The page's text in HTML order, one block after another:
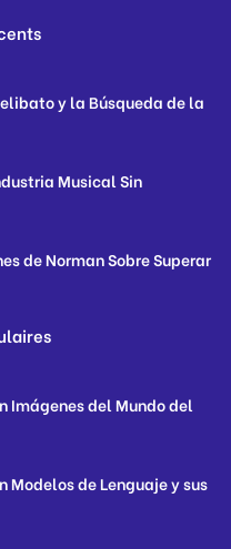
y la Búsqueda de la
Musical Sin
de Norman Sobre Superar
Imágenes del Mundo del
Modelos de Lenguaje y sus